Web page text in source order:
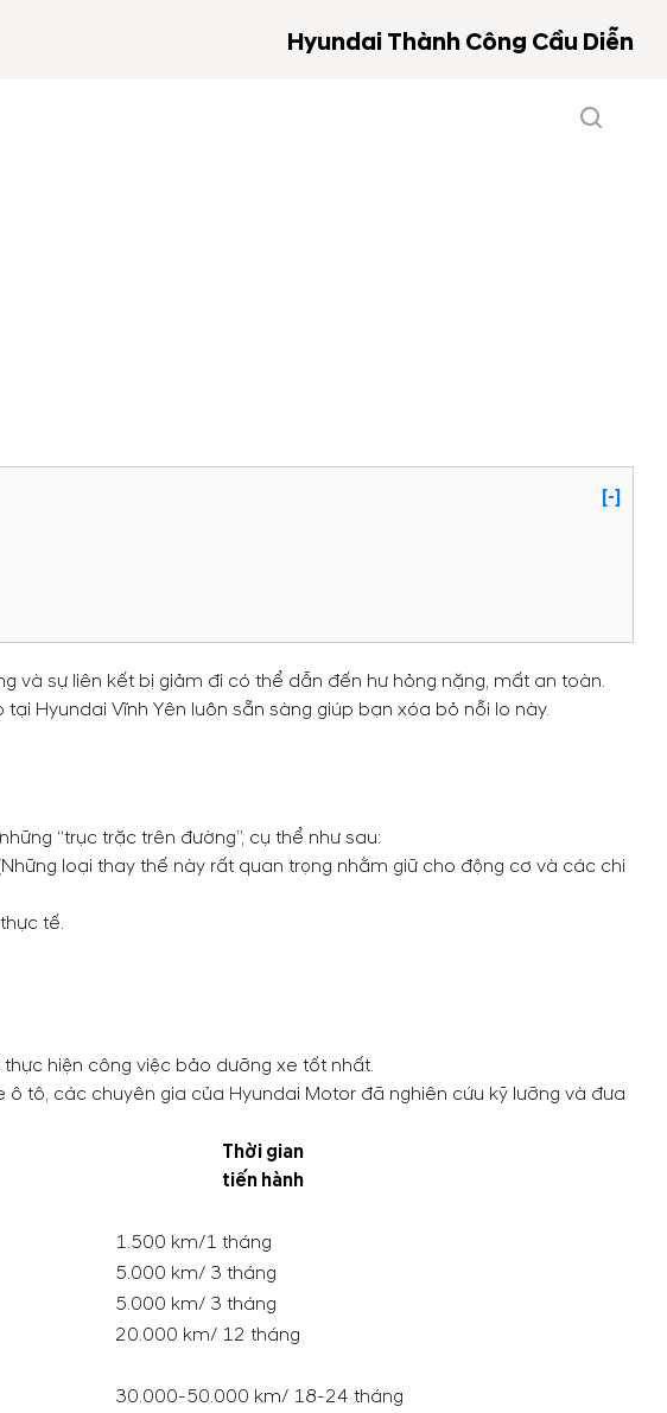
Hyundai Thành Công Cầu Diễn
[-]
và sự liên kết bị giảm đi có thể dẫn đến hư hỏng nặng, mất an toàn.
Hyundai Vĩnh Yên luôn sẵn sàng giúp bạn xóa bỏ nỗi lo này.
“trục trặc trên đường”, cụ thể như sau:
loại thay thế này rất quan trọng nhằm giữ cho động cơ và các chi
tế.
hiện công việc bảo dưỡng xe tốt nhất.
tô, các chuyên gia của Hyundai Motor đã nghiên cứu kỹ lưỡng và đưa
Thời gian
tiến hành
1.500 km/1 tháng
5.000 km/ 3 tháng
5.000 km/ 3 tháng
20.000 km/ 12 tháng
30.000-50.000 km/ 18-24 tháng